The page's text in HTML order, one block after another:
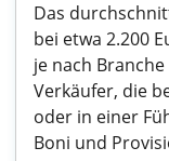
Das
bei etwa 2.200
je nach
Verkäufer, die
oder in einer
Boni und